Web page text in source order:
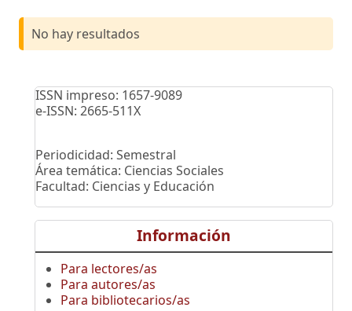
No hay resultados
ISSN impreso: 1657-9089
e-ISSN: 2665-511X
Periodicidad: Semestral
Área temática: Ciencias Sociales
Facultad: Ciencias y Educación
Información
Para lectores/as
Para autores/as
Para bibliotecarios/as